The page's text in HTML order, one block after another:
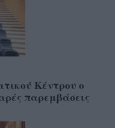
Κέντρου ο
παρεμβάσεις